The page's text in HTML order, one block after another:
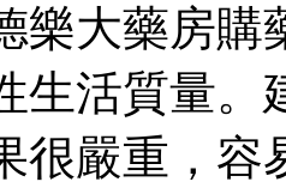
樂大藥房購
生活質量。
很嚴重，容